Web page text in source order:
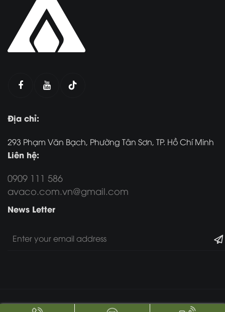
Địa chỉ:
293 Phạm Văn Bạch, Phường Tân Sơn, TP. Hồ Chí Minh
Liên hệ:
0909 111 586
avaco.com.vn@gmail.com
News Letter